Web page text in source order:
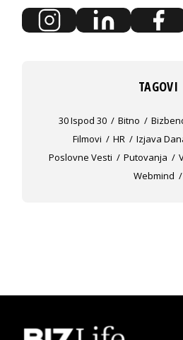
TAGOVI
30 Ispod 30 Bitno
Filmovi
HR Izjava
Poslovne Vesti
Putovanja
Webmind